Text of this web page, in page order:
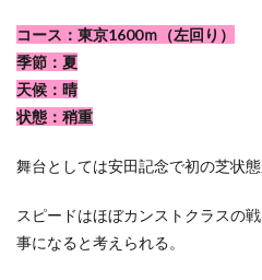
コース：東京1600ｍ（左回り）
季節：夏
天候：晴
状態：稍重
舞台としては安田記念で初の芝状態
スピードはほぼカンストクラスの
事になると考えられる。